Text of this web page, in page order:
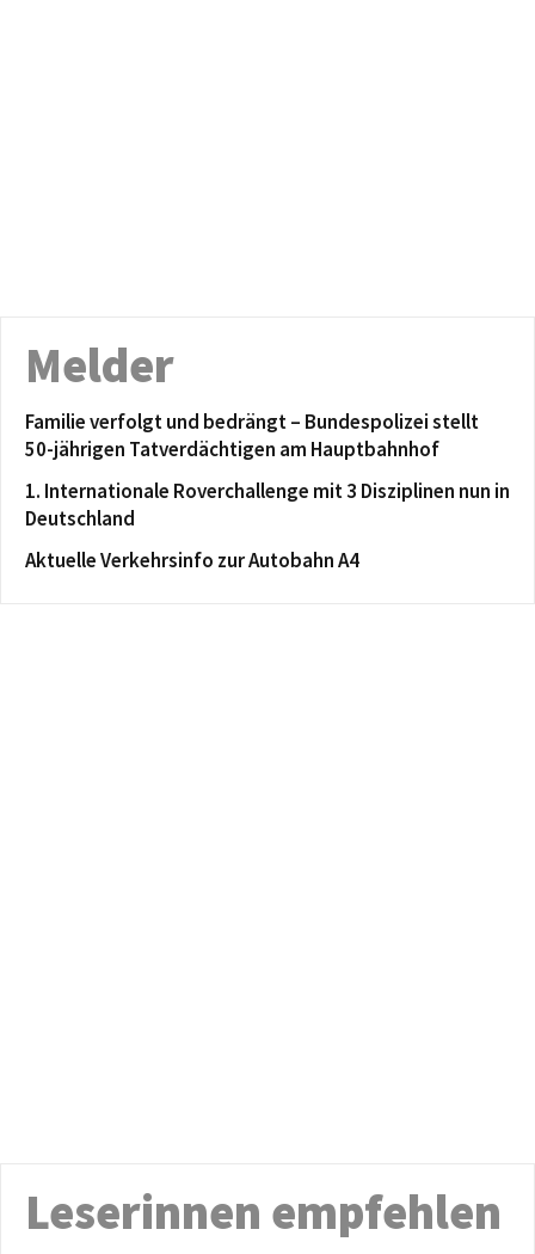
Melder
Familie verfolgt und bedrängt – Bundespolizei stellt
50-jährigen Tatverdächtigen am Hauptbahnhof
1. Internationale Roverchallenge mit 3 Disziplinen nun in
Deutschland
Aktuelle Verkehrsinfo zur Autobahn A4
Leserinnen empfehlen